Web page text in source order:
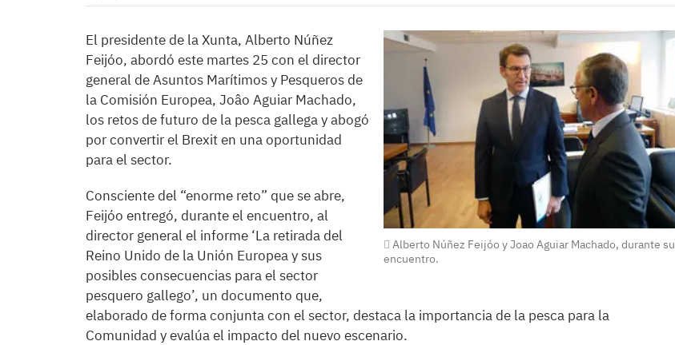
Alberto Núñez Feijóo y Joao Aguiar Machado, durante su
encuentro.
El presidente de la Xunta, Alberto Núñez
Feijóo, abordó este martes 25 con el director
general de Asuntos Marítimos y Pesqueros de
la Comisión Europea, Joâo Aguiar Machado,
los retos de futuro de la pesca gallega y abogó
por convertir el Brexit en una oportunidad
para el sector.
Consciente del “enorme reto” que se abre,
Feijóo entregó, durante el encuentro, al
director general el informe ‘La retirada del
Reino Unido de la Unión Europea y sus
posibles consecuencias para el sector
pesquero gallego’, un documento que,
elaborado de forma conjunta con el sector, destaca la importancia de la pesca para la
Comunidad y evalúa el impacto del nuevo escenario.